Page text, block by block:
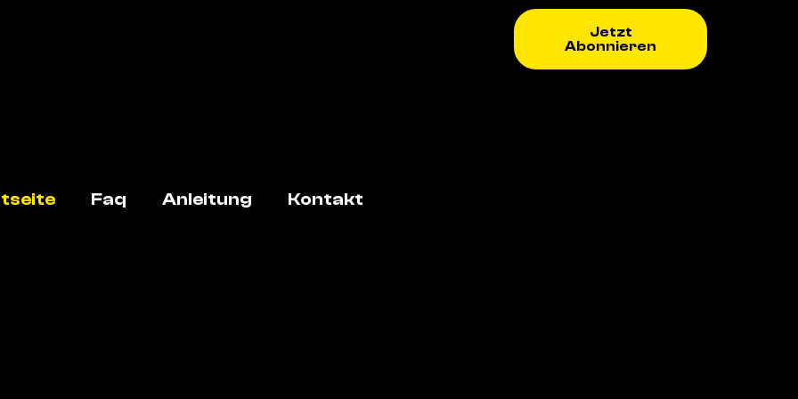
Faq Anleitung Kontakt
Jetzt
Abonnieren